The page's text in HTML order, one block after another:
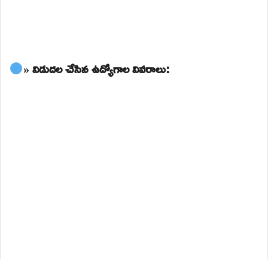
» విడుదల చేసిన ఉద్యోగాల వివరాలు: